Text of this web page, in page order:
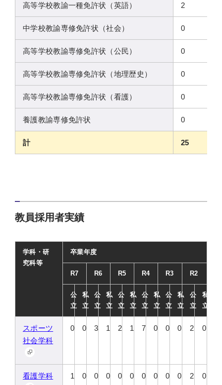
高等学校教諭一種免許状（英語） 2
中学校教諭専修免許状（社会） 0
高等学校教諭専修免許状（公民） 0
高等学校教諭専修免許状（地理歴史） 0
高等学校教諭専修免許状（看護） 0
養護教諭専修免許状 0
計 25
教員採用者実績
学科・研
究科等
卒業年度
R7 R6 R5 R4 R3 R2
公
立
私
立
公
立
私
立
公
立
私
立
公
立
私
立
公
立
私
立
公
立
私
立
スポーツ
社会学科
0 0 3 1 2 1 7 0 0 0 2 0
看護学科 1 0 0 0 0 0 0 0 0 0 2 0